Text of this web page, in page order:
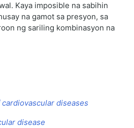
Kaya imposible na sabihin
na gamot sa presyon, sa
ng sariling kombinasyon na
diseases
disease